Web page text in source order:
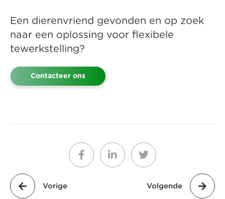
Een dierenvriend gevonden en op zoek
naar een oplossing voor flexibele
tewerkstelling?
Contacteer ons
Vorige Volgende